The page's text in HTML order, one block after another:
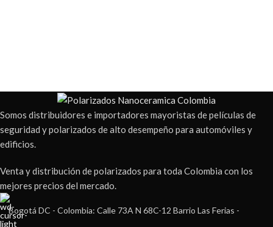
Somos distribuidores e importadores mayoristas de películas de
seguridad y polarizados de alto desempeño para automóviles y
edificios.
Venta y distribución de polarizados para toda Colombia con los
mejores precios del mercado.
Bogotá DC - Colombia: Calle 73A N 68C-12 Barrio Las Ferias -